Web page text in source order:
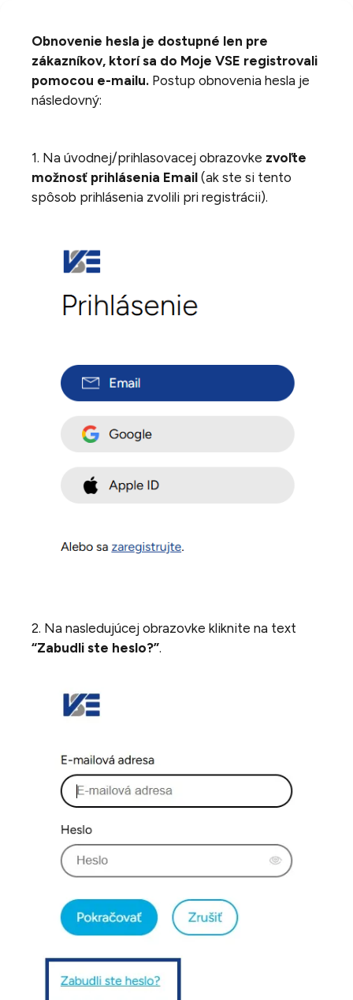
Obnovenie hesla je dostupné len pre
zákazníkov, ktorí sa do Moje VSE registrovali
pomocou e-mailu. Postup obnovenia hesla je
následovný:
1. Na úvodnej/prihlasovacej obrazovke zvoľte
možnosť prihlásenia Email (ak ste si tento
spôsob prihlásenia zvolili pri registrácii).
2. Na nasledujúcej obrazovke kliknite na text
“Zabudli ste heslo?”.